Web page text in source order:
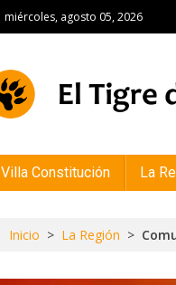
miércoles, agosto 05, 2026
Villa Constitución La
Inicio > La Región >